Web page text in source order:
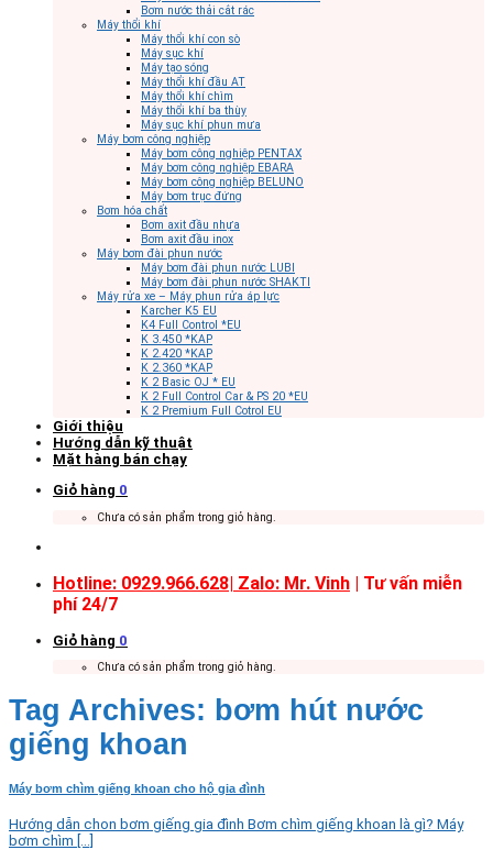
Bơm nước thải cắt rác
Máy thổi khí
Máy thổi khí con sò
Máy sục khí
Máy tạo sóng
Máy thổi khí đầu AT
Máy thổi khí chìm
Máy thổi khí ba thùy
Máy sục khí phun mưa
Máy bơm công nghiệp
Máy bơm công nghiệp PENTAX
Máy bơm công nghiệp EBARA
Máy bơm công nghiệp BELUNO
Máy bơm trục đứng
Bơm hóa chất
Bơm axit đầu nhựa
Bơm axit đầu inox
Máy bơm đài phun nước
Máy bơm đài phun nước LUBI
Máy bơm đài phun nước SHAKTI
Máy rửa xe – Máy phun rửa áp lực
Karcher K5 EU
K4 Full Control *EU
K 3.450 *KAP
K 2.420 *KAP
K 2.360 *KAP
K 2 Basic OJ * EU
K 2 Full Control Car & PS 20 *EU
K 2 Premium Full Cotrol EU
Giới thiệu
Hướng dẫn kỹ thuật
Mặt hàng bán chạy
Giỏ hàng 0
Chưa có sản phẩm trong giỏ hàng.
Hotline: 0929.966.628| Zalo: Mr. Vinh | Tư vấn miễn
phí 24/7
Giỏ hàng 0
Chưa có sản phẩm trong giỏ hàng.
Tag Archives: bơm hút nước
giếng khoan
Máy bơm chìm giếng khoan cho hộ gia đình
Hướng dẫn chon bơm giếng gia đình Bơm chìm giếng khoan là gì? Máy
bơm chìm [...]